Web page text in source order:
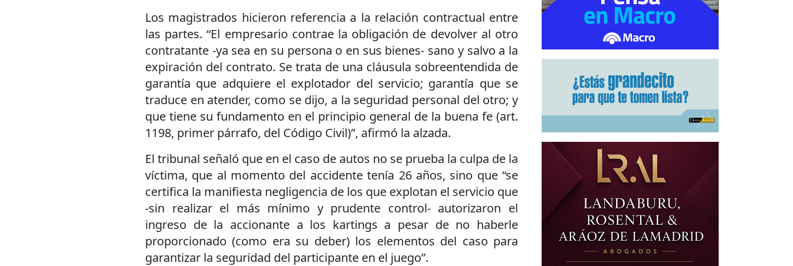
Los magistrados hicieron referencia a la relación contractual entre
las partes. “El empresario contrae la obligación de devolver al otro
contratante -ya sea en su persona o en sus bienes- sano y salvo a la
expiración del contrato. Se trata de una cláusula sobreentendida de
garantía que adquiere el explotador del servicio; garantía que se
traduce en atender, como se dijo, a la seguridad personal del otro; y
que tiene su fundamento en el principio general de la buena fe (art.
1198, primer párrafo, del Código Civil)”, afirmó la alzada.
El tribunal señaló que en el caso de autos no se prueba la culpa de la
víctima, que al momento del accidente tenía 26 años, sino que “se
certifica la manifiesta negligencia de los que explotan el servicio que
-sin realizar el más mínimo y prudente control- autorizaron el
ingreso de la accionante a los kartings a pesar de no haberle
proporcionado (como era su deber) los elementos del caso para
garantizar la seguridad del participante en el juego”.